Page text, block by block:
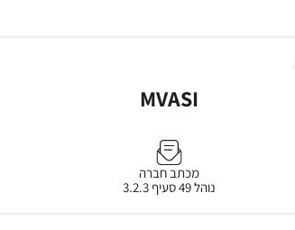
MVASI
מכתב חברה
נוהל 49 סעיף 3.2.3